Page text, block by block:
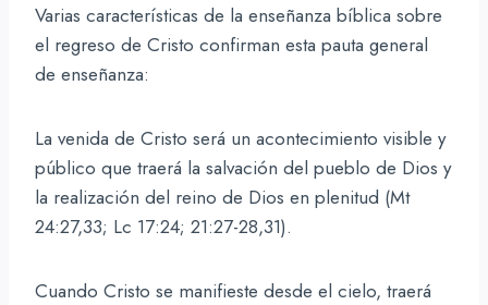
Varias características de la enseñanza bíblica sobre
el regreso de Cristo confirman esta pauta general
de enseñanza:
La venida de Cristo será un acontecimiento visible y
público que traerá la salvación del pueblo de Dios y
la realización del reino de Dios en plenitud (Mt
24:27,33; Lc 17:24; 21:27-28,31).
Cuando Cristo se manifieste desde el cielo, traerá